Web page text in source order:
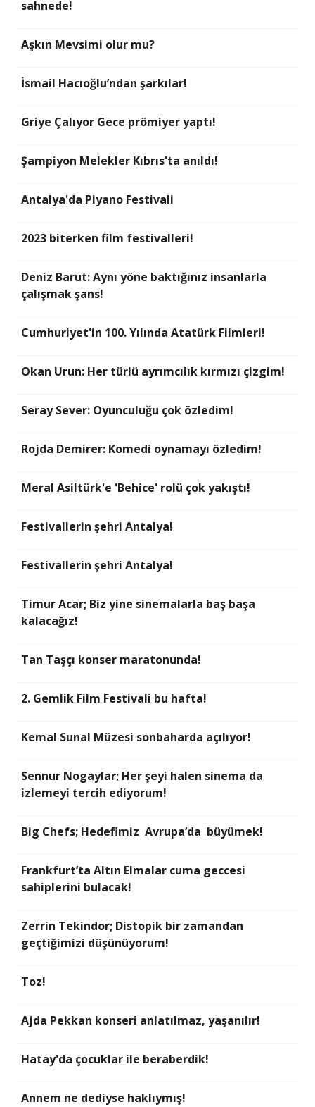
sahnede!
Aşkın Mevsimi olur mu?
İsmail Hacıoğlu’ndan şarkılar!
Griye Çalıyor Gece prömiyer yaptı!
Şampiyon Melekler Kıbrıs'ta anıldı!
Antalya'da Piyano Festivali
2023 biterken film festivalleri!
Deniz Barut: Aynı yöne baktığınız insanlarla
çalışmak şans!
Cumhuriyet'in 100. Yılında Atatürk Filmleri!
Okan Urun: Her türlü ayrımcılık kırmızı çizgim!
Seray Sever: Oyunculuğu çok özledim!
Rojda Demirer: Komedi oynamayı özledim!
Meral Asiltürk'e 'Behice' rolü çok yakıştı!
Festivallerin şehri Antalya!
Festivallerin şehri Antalya!
Timur Acar; Biz yine sinemalarla baş başa
kalacağız!
Tan Taşçı konser maratonunda!
2. Gemlik Film Festivali bu hafta!
Kemal Sunal Müzesi sonbaharda açılıyor!
Sennur Nogaylar; Her şeyi halen sinema da
izlemeyi tercih ediyorum!
Big Chefs; Hedefimiz Avrupa’da büyümek!
Frankfurt’ta Altın Elmalar cuma geccesi
sahiplerini bulacak!
Zerrin Tekindor; Distopik bir zamandan
geçtiğimizi düşünüyorum!
Toz!
Ajda Pekkan konseri anlatılmaz, yaşanılır!
Hatay'da çocuklar ile beraberdik!
Annem ne dediyse haklıymış!